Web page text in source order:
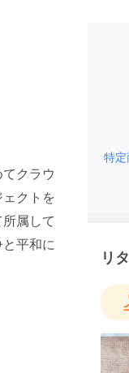
クラウ
クトを
属して
平和に
特
リ